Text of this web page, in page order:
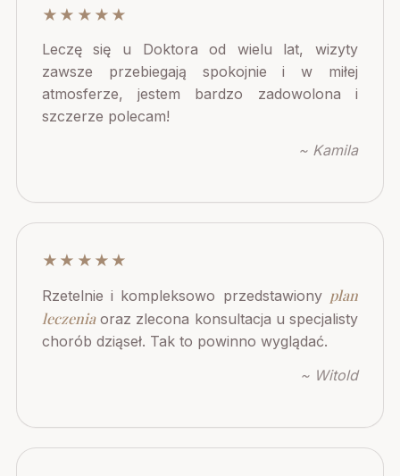
★★★★★
Leczę się u Doktora od wielu lat, wizyty
zawsze przebiegają spokojnie i w miłej
atmosferze, jestem bardzo zadowolona i
szczerze polecam!
~ Kamila
★★★★★
Rzetelnie i kompleksowo przedstawiony plan
leczeniaoraz zlecona konsultacja u specjalisty
chorób dziąseł. Tak to powinno wyglądać.
~ Witold